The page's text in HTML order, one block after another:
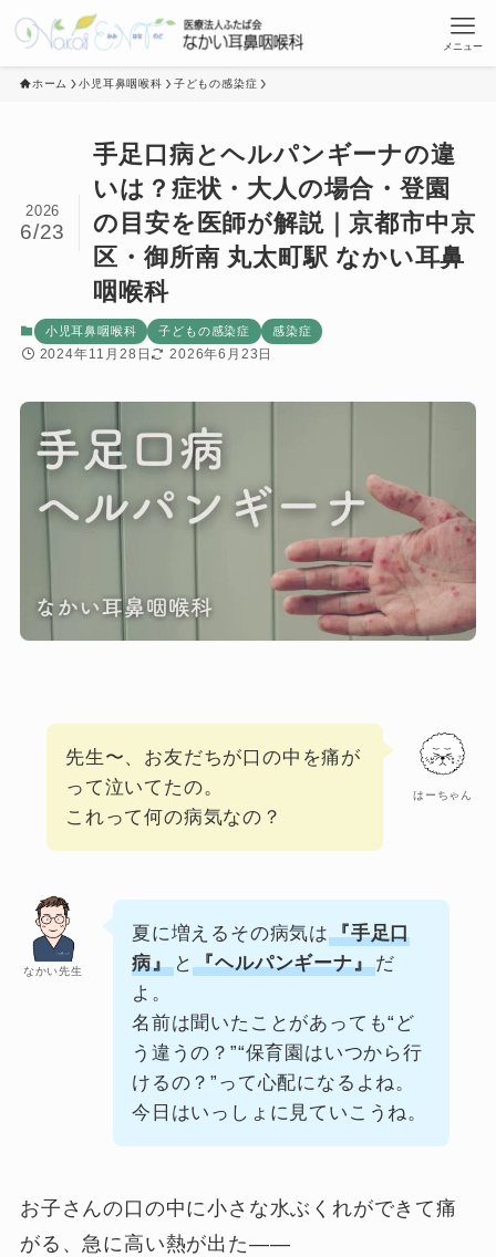
メニュー
ホーム 小児耳鼻咽喉科 子どもの感染症
手足口病とヘルパンギーナの違
いは？症状・大人の場合・登園
の目安を医師が解説｜京都市中京
区・御所南 丸太町駅 なかい耳鼻
咽喉科
2026
6/23
小児耳鼻咽喉科 子どもの感染症 感染症
2024年11月28日 2026年6月23日
はーちゃん
先生〜、お友だちが口の中を痛が
って泣いてたの。
これって何の病気なの？
なかい先生
夏に増えるその病気は 『手足口
病』と『ヘルパンギーナ』だ
よ。
名前は聞いたことがあっても“ど
う違うの？”“保育園はいつから行
けるの？”って心配になるよね。
今日はいっしょに見ていこうね。
お子さんの口の中に小さな水ぶくれができて痛
がる、急に高い熱が出た——